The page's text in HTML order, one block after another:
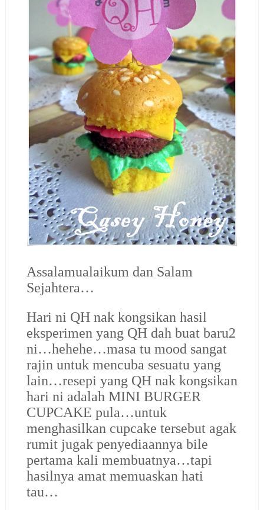
Assalamualaikum dan Salam
Sejahtera…
Hari ni QH nak kongsikan hasil
eksperimen yang QH dah buat baru2
ni…hehehe…masa tu mood sangat
rajin untuk mencuba sesuatu yang
lain…resepi yang QH nak kongsikan
hari ni adalah MINI BURGER
CUPCAKE pula…untuk
menghasilkan cupcake tersebut agak
rumit jugak penyediaannya bile
pertama kali membuatnya…tapi
hasilnya amat memuaskan hati
tau…